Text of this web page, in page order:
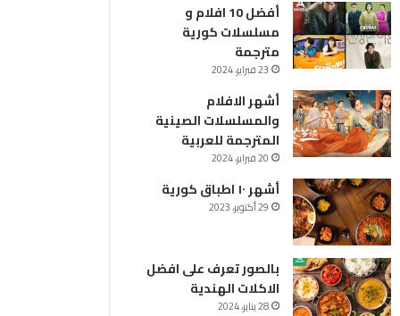
أفضل 10 افلام و
مسلسلات كورية
مترجمة
23 فبراير، 2024
أشهر الافلام
والمسلسلات الصينية
المترجمة للعربية
20 فبراير، 2024
أشهر ١٠ اطباق كورية
29 أكتوبر، 2023
بالصور تعرف على افضل
الاكلات الهندية
28 يناير، 2024